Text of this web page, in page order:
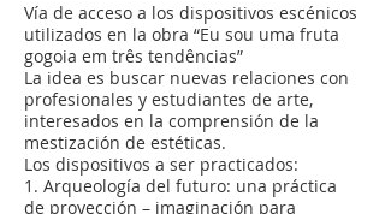
Vía de acceso a los dispositivos escénicos
utilizados en la obra “Eu sou uma fruta
gogoia em três tendências”
La idea es buscar nuevas relaciones con
profesionales y estudiantes de arte,
interesados ​​en la comprensión de la
mestización de estéticas.
Los dispositivos a ser practicados:
1. Arqueología del futuro: una práctica
de proyección – imaginación para